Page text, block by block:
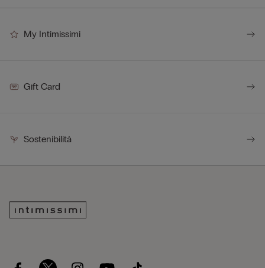
My Intimissimi
Gift Card
Sostenibilità